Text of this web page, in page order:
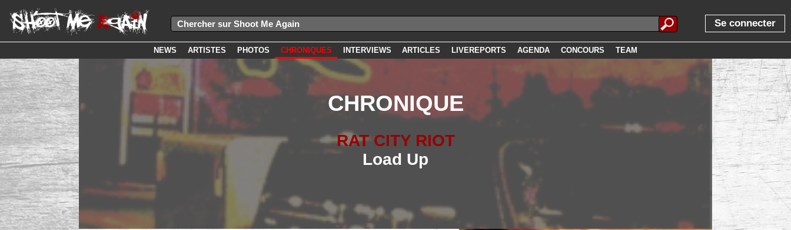
Se connecter
NEWS ARTISTES PHOTOS CHRONIQUES INTERVIEWS ARTICLES LIVEREPORTS AGENDA CONCOURS TEAM
CHRONIQUE
RAT CITY RIOT
Load Up